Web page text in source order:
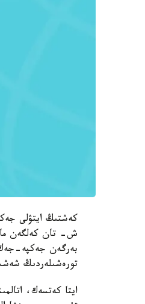
تورەشىلەردىڭ